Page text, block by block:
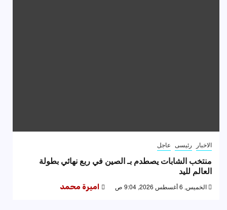
الاخبار رئيسى عاجل
منتخب الشابات يصطدم بـ الصين في ربع نهائي بطولة
العالم لليد
الخميس, 6 أغسطس 2026, 9:04 ص اميرة محمد